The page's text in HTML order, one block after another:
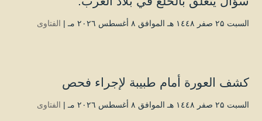
السبت ۲۵ صفر ۱٤٤۸ هـ الموافق ۸ أغسطس ۲۰۲٦ مـ | الفتاوى
كشف العورة أمام طبيبة لإجراء فحص
السبت ۲۵ صفر ۱٤٤۸ هـ الموافق ۸ أغسطس ۲۰۲٦ مـ | الفتاوى